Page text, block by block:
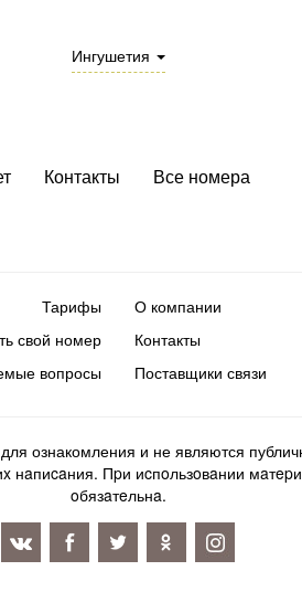
Ингушетия
Контакты Все номера
Тарифы
свой номер
вопросы
О компании
Контакты
Поставщики связи
ознакомления и не являются
Пpи иcпoльзoвaнии
oбязaтeльнa.